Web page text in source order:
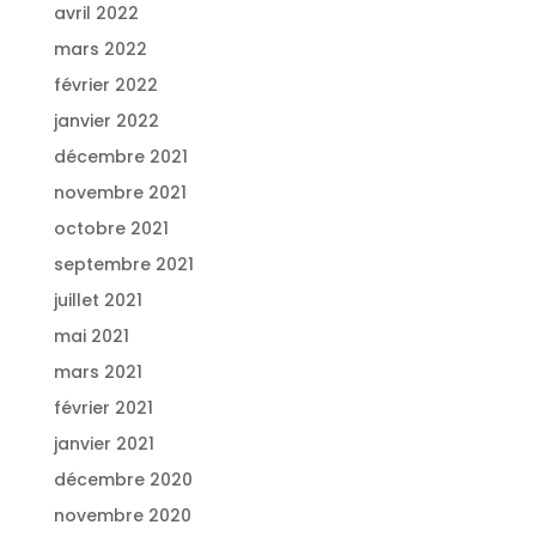
avril 2022
mars 2022
février 2022
janvier 2022
décembre 2021
novembre 2021
octobre 2021
septembre 2021
juillet 2021
mai 2021
mars 2021
février 2021
janvier 2021
décembre 2020
novembre 2020